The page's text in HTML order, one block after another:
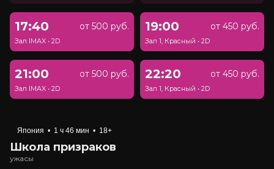
17:40 от 500 руб.
Зал IMAX • 2D
19:00 от 450 руб.
Зал 1, Красный • 2D
21:00 от 500 руб.
Зал IMAX • 2D
22:20 от 450 руб.
Зал 1, Красный • 2D
Япония • 1 ч 46 мин • 18+
Школа призраков
ужасы